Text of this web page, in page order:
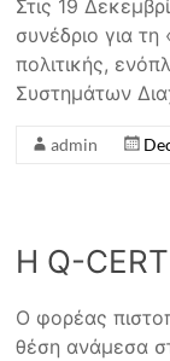
Στις 19
συνέδριο για
πολιτικής,
Συστημάτων
admin
Η Q-
Ο φορέας
θέση ανάμεσα